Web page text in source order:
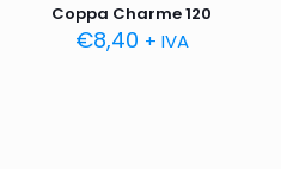
Coppa Charme 120
€8,40 + IVA